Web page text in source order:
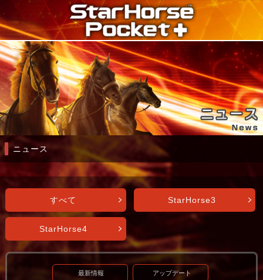
ニュース
すべて StarHorse3
StarHorse4
最新情報 アップデート